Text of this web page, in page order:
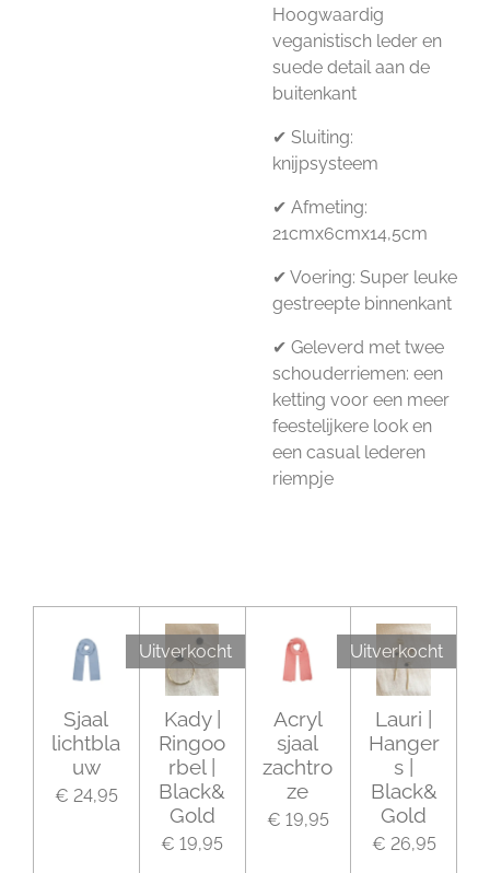
Hoogwaardig
veganistisch leder en
suede detail aan de
buitenkant
✔ Sluiting:
knijpsysteem
✔ Afmeting:
21cmx6cmx14,5cm
✔ Voering: Super leuke
gestreepte binnenkant
✔ Geleverd met twee
schouderriemen: een
ketting voor een meer
feestelijkere look en
een casual lederen
riempje
Sjaal
lichtbla
uw
€ 24,95
Uitverkocht
Kady |
Ringoo
rbel |
Black&
Gold
€ 19,95
Acryl
sjaal
zachtro
ze
€ 19,95
Uitverkocht
Lauri |
Hanger
s |
Black&
Gold
€ 26,95